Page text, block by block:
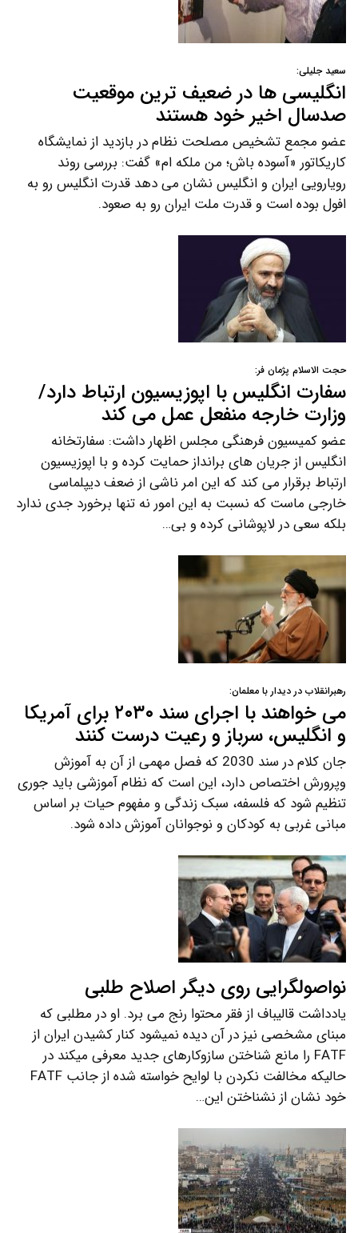
سعید جلیلی:
انگلیسی ها در ضعیف ترین موقعیت
صدسال اخیر خود هستند
عضو مجمع تشخیص مصلحت نظام در بازدید از نمایشگاه
کاریکاتور «آسوده باش؛ من ملکه ام» گفت: بررسی روند
رویارویی ایران و انگلیس نشان می دهد قدرت انگلیس رو به
افول بوده است و قدرت ملت ایران رو به صعود.
حجت الاسلام پژمان فر:
سفارت انگلیس با اپوزیسیون ارتباط دارد/
وزارت خارجه منفعل عمل می کند
عضو کمیسیون فرهنگی مجلس اظهار داشت: سفارتخانه
انگلیس از جریان های برانداز حمایت کرده و با اپوزیسیون
ارتباط برقرار می کند که این امر ناشی از ضعف دیپلماسی
خارجی ماست که نسبت به این امور نه تنها برخورد جدی ندارد
بلکه سعی در لاپوشانی کرده و بی…
رهبرانقلاب در دیدار با معلمان:
می خواهند با اجرای سند ۲۰۳۰ برای آمریکا
و انگلیس، سرباز و رعیت درست کنند
جان کلام در سند 2030 که فصل مهمی از آن به آموزش
وپرورش اختصاص دارد، این است که نظام آموزشی باید جوری
تنظیم شود که فلسفه، سبک زندگی و مفهوم حیات بر اساس
مبانی غربی به کودکان و نوجوانان آموزش داده شود.
نواصولگرایی روی دیگر اصلاح طلبی
یادداشت قالیباف از فقر محتوا رنج می برد. او در مطلبی که
مبنای مشخصی نیز در آن دیده نمیشود کنار کشیدن ایران از
FATF را مانع شناختن سازوکارهای جدید معرفی میکند در
حالیکه مخالفت نکردن با لوایح خواسته شده از جانب FATF
خود نشان از نشناختن این…